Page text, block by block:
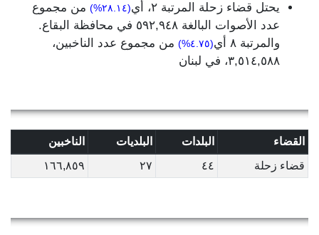
يحتل قضاء زحلة المرتبة ٢، أي (٢٨.١٤%)
من مجموع
عدد الأصوات البالغة ٥٩٢,٩٤٨ في محافظة البقاع.
والمرتبة ٨ أي
(٤.٧٥%)
من مجموع عدد الناخبين،
٣,٥١٤,٥٨٨، في لبنان
القضاء البلدات البلديات
الناخبين
قضاء زحلة
٤٤ ٢٧ ١٦٦,٨٥٩